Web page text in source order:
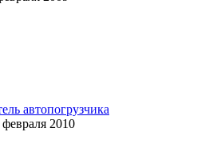
автопогрузчика
февраля 2010